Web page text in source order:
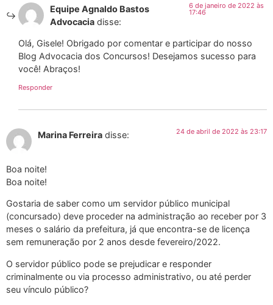
Equipe Agnaldo Bastos
Advocacia disse:
6 de janeiro de 2022 às
17:46
Olá, Gisele! Obrigado por comentar e participar do nosso
Blog Advocacia dos Concursos! Desejamos sucesso para
você! Abraços!
Responder
Marina Ferreira disse: 24 de abril de 2022 às 23:17
Boa noite!
Boa noite!
Gostaria de saber como um servidor público municipal
(concursado) deve proceder na administração ao receber por 3
meses o salário da prefeitura, já que encontra-se de licença
sem remuneração por 2 anos desde fevereiro/2022.
O servidor público pode se prejudicar e responder
criminalmente ou via processo administrativo, ou até perder
seu vínculo público?